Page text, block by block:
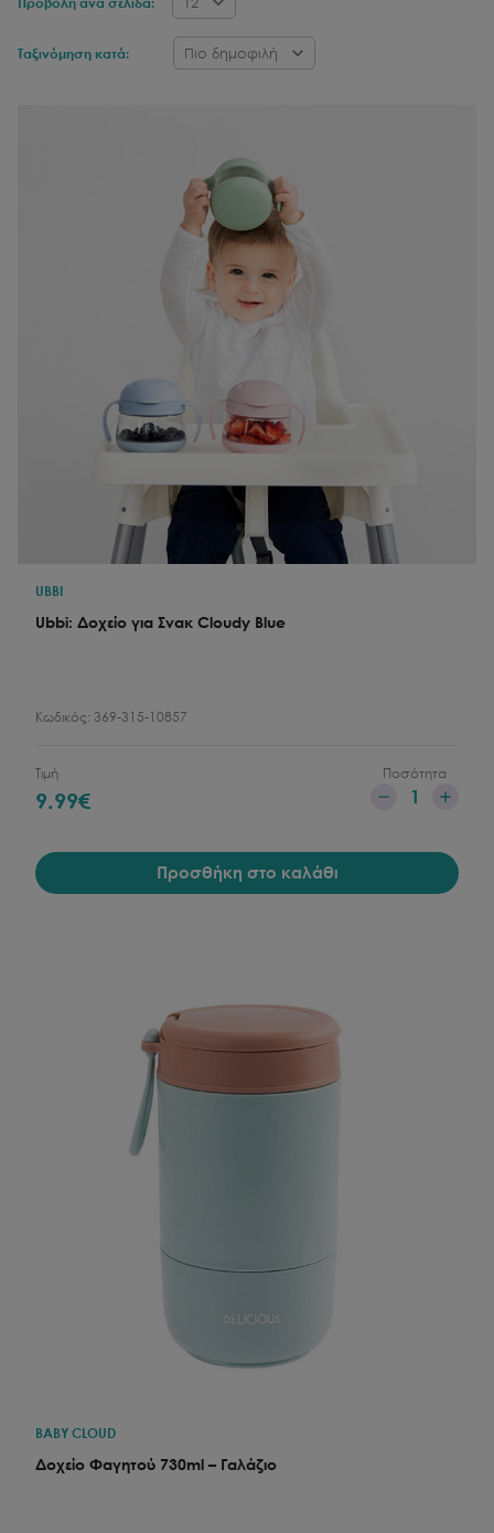
Ταξινόμηση κατά: Πιο δημοφιλή
UBBI
Ubbi: Δοχείο για Σνακ Cloudy Blue
Κωδικός: 369-315-10857
Τιμή
9.99€
Ποσότητα
1
Προσθήκη στο καλάθι
BABY CLOUD
Δοχείο Φαγητού 730ml – Γαλάζιο